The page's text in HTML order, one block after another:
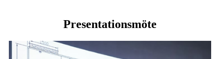
Presentationsmöte